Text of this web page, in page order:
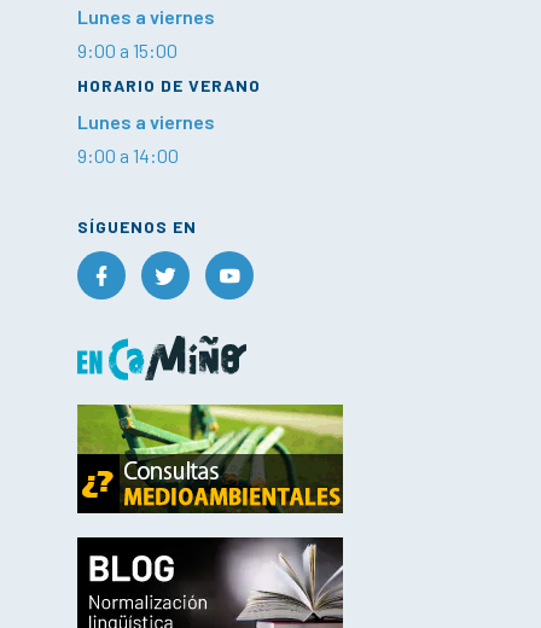
Lunes a viernes
9:00 a 15:00
HORARIO DE VERANO
Lunes a viernes
9:00 a 14:00
SÍGUENOS EN